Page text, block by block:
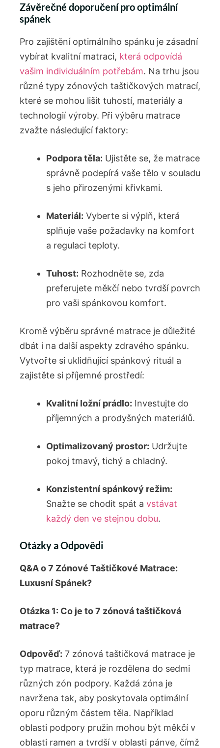
Závěrečné doporučení pro optimální
spánek
Pro zajištění optimálního spánku je zásadní
vybírat kvalitní matraci, která odpovídá
vašim individuálním potřebám. Na trhu jsou
různé typy zónových taštičkových matrací,
které se mohou lišit tuhostí, materiály a
technologií výroby. Při výběru matrace
zvažte následující faktory:
Podpora těla: Ujistěte se, že matrace
správně podepírá vaše tělo v souladu
s jeho přirozenými křivkami.
Materiál: Vyberte si výplň, která
splňuje vaše požadavky na komfort
a regulaci teploty.
Tuhost: Rozhodněte se, zda
preferujete měkčí nebo tvrdší povrch
pro vaši spánkovou komfort.
Kromě výběru správné matrace je důležité
dbát i na další aspekty zdravého spánku.
Vytvořte si uklidňující spánkový rituál a
zajistěte si příjemné prostředí:
Kvalitní ložní prádlo: Investujte do
příjemných a prodyšných materiálů.
Optimalizovaný prostor: Udržujte
pokoj tmavý, tichý a chladný.
Konzistentní spánkový režim:
Snažte se chodit spát a vstávat
každý den ve stejnou dobu.
Otázky a Odpovědi
Q&A o 7 Zónové Taštičkové Matrace:
Luxusní Spánek?
Otázka 1: Co je to 7 zónová taštičková
matrace?
Odpověď: 7 zónová taštičková matrace je
typ matrace, která je rozdělena do sedmi
různých zón podpory. Každá zóna je
navržena tak, aby poskytovala optimální
oporu různým částem těla. Například
oblasti podpory pružin mohou být měkčí v
oblasti ramen a tvrdší v oblasti pánve, čímž